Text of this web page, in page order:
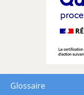
Glossaire